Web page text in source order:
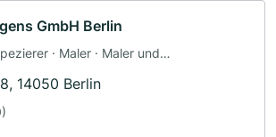
GmbH Berlin
· Maler · Maler und
14050 Berlin